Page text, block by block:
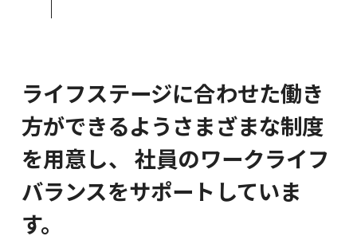
環境・制度
社員紹介
新卒採用 キャリア採用
ライフステージに合わせた働き
方ができるようさまざまな制度
を用意し、 社員のワークライフ
バランスをサポートしていま
す。